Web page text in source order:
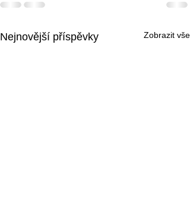
Nejnovější příspěvky Zobrazit vše